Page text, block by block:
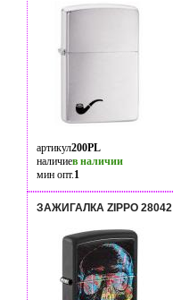
артикул200PL
наличиев наличии
мин опт.1
ЗАЖИГАЛКА ZIPPO 28042